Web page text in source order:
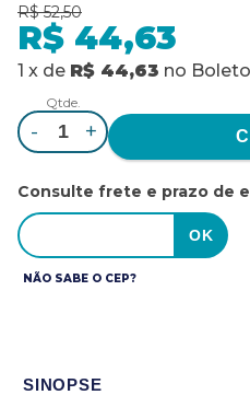
R$ 52,50
R$ 44,63
1 x de R$ 44,63 no Boleto
Qtde.
- +
Consulte frete e prazo de
NÃO SABE O CEP?
SINOPSE